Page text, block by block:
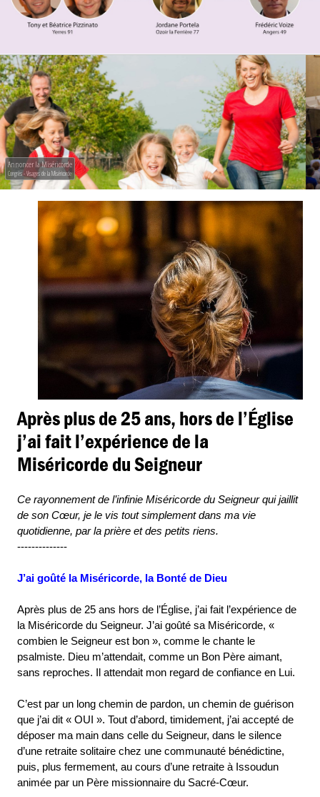
Annoncer la Miséricorde
Congrès - Visages de la Miséricorde
Après plus de 25 ans, hors de l’Église
j’ai fait l’expérience de la
Miséricorde du Seigneur
Ce rayonnement de l’infinie Miséricorde du Seigneur qui jaillit
de son Cœur, je le vis tout simplement dans ma vie
quotidienne, par la prière et des petits riens.
--------------
J’ai goûté la Miséricorde, la Bonté de Dieu
Après plus de 25 ans hors de l’Église, j’ai fait l’expérience de
la Miséricorde du Seigneur. J’ai goûté sa Miséricorde, «
combien le Seigneur est bon », comme le chante le
psalmiste. Dieu m’attendait, comme un Bon Père aimant,
sans reproches. Il attendait mon regard de confiance en Lui.
C’est par un long chemin de pardon, un chemin de guérison
que j’ai dit « OUI ». Tout d’abord, timidement, j’ai accepté de
déposer ma main dans celle du Seigneur, dans le silence
d’une retraite solitaire chez une communauté bénédictine,
puis, plus fermement, au cours d’une retraite à Issoudun
animée par un Père missionnaire du Sacré-Cœur.